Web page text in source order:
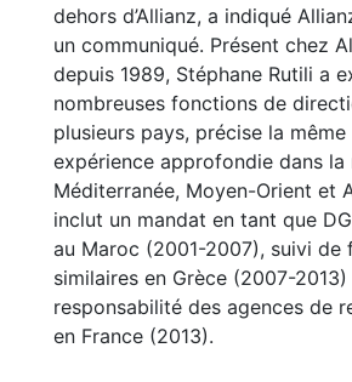
dehors d’Allianz, a indiqué
un communiqué. Présent chez
depuis 1989, Stéphane Rutili a
nombreuses fonctions de
plusieurs pays, précise la
expérience approfondie dans la
Méditerranée, Moyen-Orient et
inclut un mandat en tant que
au Maroc (2001-2007), suivi de
similaires en Grèce (2007-
responsabilité des agences de
en France (2013).